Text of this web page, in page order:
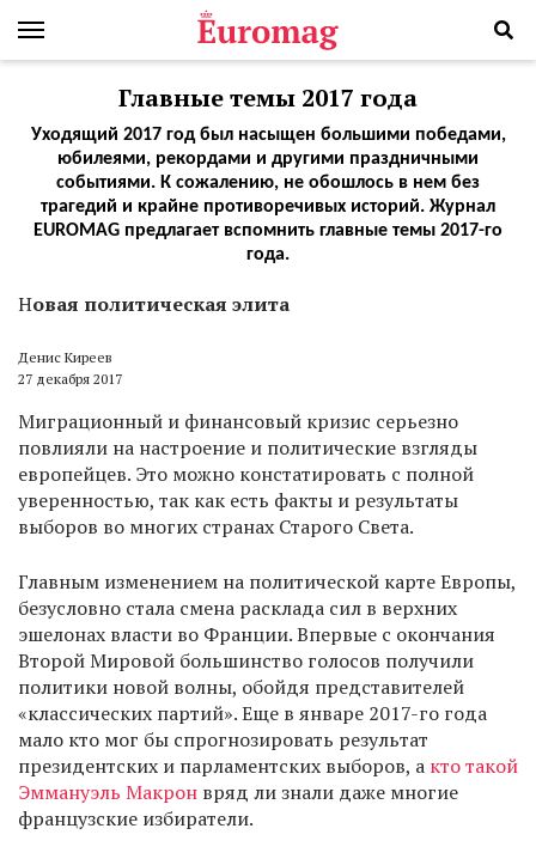
Главные темы 2017 года
Уходящий 2017 год был насыщен большими победами,
юбилеями, рекордами и другими праздничными
событиями. К сожалению, не обошлось в нем без
трагедий и крайне противоречивых историй. Журнал
EUROMAG предлагает вспомнить главные темы 2017-го
года.
Новая политическая элита
Денис Киреев
27 декабря 2017
Миграционный и финансовый кризис серьезно
повлияли на настроение и политические взгляды
европейцев. Это можно констатировать с полной
уверенностью, так как есть факты и результаты
выборов во многих странах Старого Света.
Главным изменением на политической карте Европы,
безусловно стала смена расклада сил в верхних
эшелонах власти во Франции. Впервые с окончания
Второй Мировой большинство голосов получили
политики новой волны, обойдя представителей
«классических партий». Еще в январе 2017-го года
мало кто мог бы спрогнозировать результат
президентских и парламентских выборов, а кто такой
Эммануэль Макрон вряд ли знали даже многие
французские избиратели.